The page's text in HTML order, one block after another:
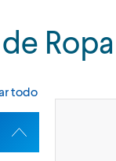
Ropa
todo